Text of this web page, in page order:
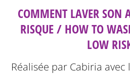
COMMENT LAVER SON
RISQUE / HOW TO
LOW
Réalisée par Cabiria